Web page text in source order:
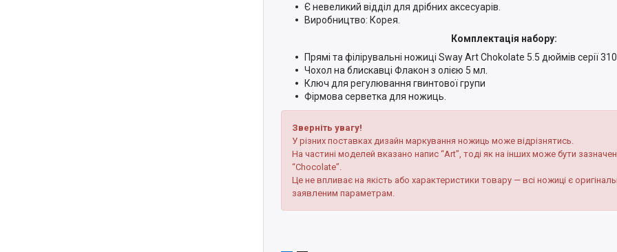
Є невеликий відділ для дрібних аксесуарів.
Виробництво: Корея.
Комплектація набору:
Прямі та філірувальні ножиці Sway Art Chokolate 5.5 дюймів серії 310.
Чохол на блискавці Флакон з олією 5 мл.
Ключ для регулювання гвинтової групи
Фірмова серветка для ножиць.
Зверніть увагу!
У різних поставках дизайн маркування ножиць може відрізнятись.
На частині моделей вказано напис “Art”, тоді як на інших може бути
“Chocolate”.
Це не впливає на якість або характеристики товару — всі ножиці є
заявленим параметрам.